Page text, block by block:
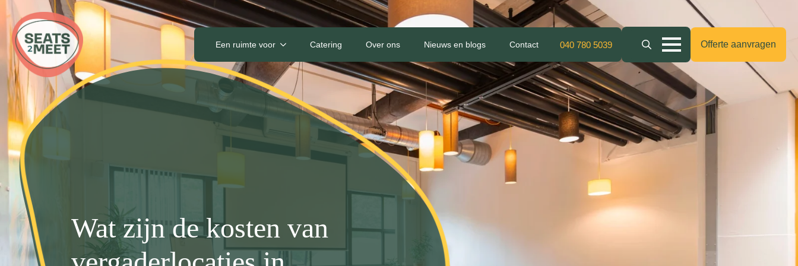
Een ruimte voor Catering Over ons Nieuws en blogs Contact 040 780 5039
Search
Offerte aanvragen
Wat zijn de kosten van